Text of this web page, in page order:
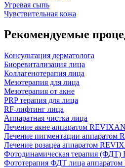
Угревая сыпь
Чувствительная кожа
Рекомендуемые
Консультация дерматолога
Биоревитализация лица
Коллагенотерапия лица
Мезотерапия для лица
Мезотерапия от акне
PRP терапия для лица
RF-лифтинг лица
Аппаратная чистка лица
Лечение акне аппаратом REVIXAN
Лечение пигментации аппаратом
Лечение розацеа аппаратом
Фотодинамическая терапия
Фототерапия ФДТ лица